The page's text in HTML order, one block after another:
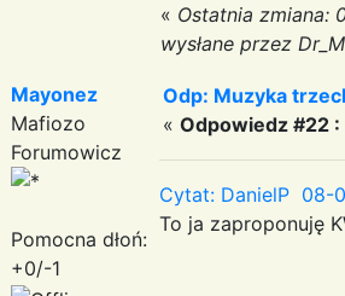
« Ostatnia zmiana:
wysłane przez
Mayonez
Mafiozo
Forumowicz
Pomocna dłoń:
+0/-1
Odp: Muzyka
« Odpowiedz #22 :
Cytat: DanielP 08-
To ja zaproponuję